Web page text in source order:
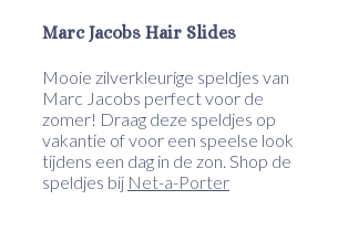
Marc Jacobs Hair Slides
Mooie zilverkleurige speldjes van
Marc Jacobs perfect voor de
zomer! Draag deze speldjes op
vakantie of voor een speelse look
tijdens een dag in de zon. Shop de
speldjes bij Net-a-Porter